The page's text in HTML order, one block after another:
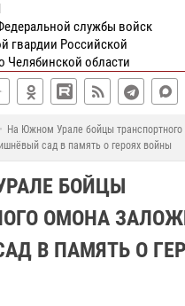
службы войск
гвардии Российской
Челябинской области
На Южном Урале бойцы
сад в память о героях войны
БОЙЦЫ
ОМОНА
В ПАМЯТЬ О